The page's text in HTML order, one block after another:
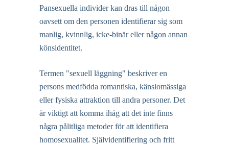
Pansexuella individer kan dras till någon
oavsett om den personen identifierar sig som
manlig, kvinnlig, icke-binär eller någon annan
könsidentitet.
Termen "sexuell läggning" beskriver en
persons medfödda romantiska, känslomässiga
eller fysiska attraktion till andra personer. Det
är viktigt att komma ihåg att det inte finns
några pålitliga metoder för att identifiera
homosexualitet. Självidentifiering och fritt